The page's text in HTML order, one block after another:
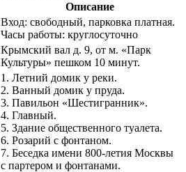
Описание
Вход: свободный, парковка платная.
Часы работы: круглосуточно
Крымский вал д. 9, от м. «Парк
Культуры» пешком 10 минут.
1. Летний домик у реки.
2. Ванный домик у пруда.
3. Павильон «Шестигранник».
4. Главный.
5. Здание общественного туалета.
6. Розарий с фонтаном.
7. Беседка имени 800-летия Москвы
с партером и фонтанами.